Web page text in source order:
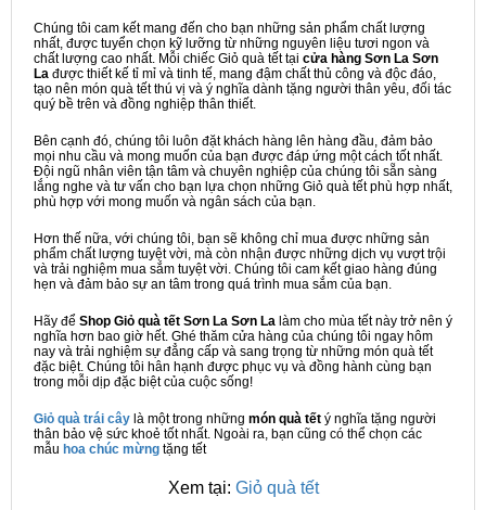
Chúng tôi cam kết mang đến cho bạn những sản phẩm chất lượng
nhất, được tuyển chọn kỹ lưỡng từ những nguyên liệu tươi ngon và
chất lượng cao nhất. Mỗi chiếc Giỏ quà tết tại cửa hàng Sơn La Sơn
La được thiết kế tỉ mỉ và tinh tế, mang đậm chất thủ công và độc đáo,
tạo nên món quà tết thú vị và ý nghĩa dành tặng người thân yêu, đối tác
quý bề trên và đồng nghiệp thân thiết.
Bên cạnh đó, chúng tôi luôn đặt khách hàng lên hàng đầu, đảm bảo
mọi nhu cầu và mong muốn của bạn được đáp ứng một cách tốt nhất.
Đội ngũ nhân viên tận tâm và chuyên nghiệp của chúng tôi sẵn sàng
lắng nghe và tư vấn cho bạn lựa chọn những Giỏ quà tết phù hợp nhất,
phù hợp với mong muốn và ngân sách của bạn.
Hơn thế nữa, với chúng tôi, bạn sẽ không chỉ mua được những sản
phẩm chất lượng tuyệt vời, mà còn nhận được những dịch vụ vượt trội
và trải nghiệm mua sắm tuyệt vời. Chúng tôi cam kết giao hàng đúng
hẹn và đảm bảo sự an tâm trong quá trình mua sắm của bạn.
Hãy để Shop Giỏ quà tết Sơn La Sơn La làm cho mùa tết này trở nên ý
nghĩa hơn bao giờ hết. Ghé thăm cửa hàng của chúng tôi ngay hôm
nay và trải nghiệm sự đẳng cấp và sang trọng từ những món quà tết
đặc biệt. Chúng tôi hân hạnh được phục vụ và đồng hành cùng bạn
trong mỗi dịp đặc biệt của cuộc sống!
Giỏ quà trái cây là một trong những món quà tết ý nghĩa tặng người
thân bảo vệ sức khoẻ tốt nhất. Ngoài ra, bạn cũng có thể chọn các
mẫu hoa chúc mừng tặng tết
Xem tại: Giỏ quà tết